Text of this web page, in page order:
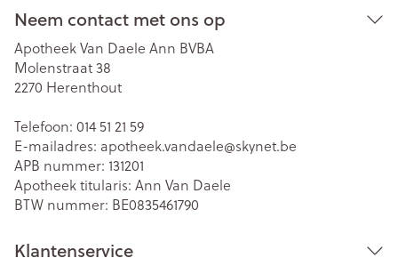
Neem contact met ons op
Apotheek Van Daele Ann BVBA
Molenstraat 38
2270 Herenthout
Telefoon: 014 51 21 59
E-mailadres: apotheek.vandaele@skynet.be
APB nummer: 131201
Apotheek titularis: Ann Van Daele
BTW nummer: BE0835461790
Klantenservice